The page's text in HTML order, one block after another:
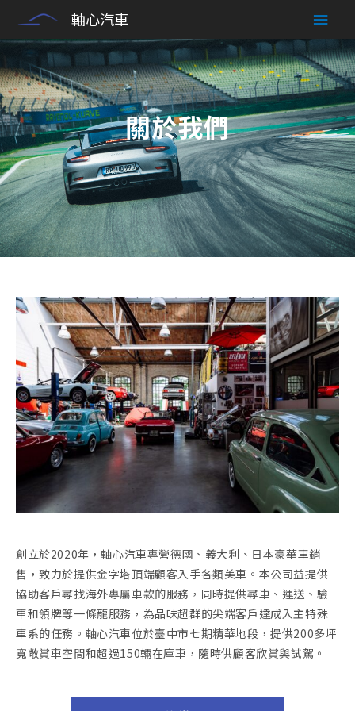
content
軸心汽車
Main
關於我們
創立於2020年，軸心汽車專營德國、義大利、日本豪華車銷
售，致力於提供金字塔頂端顧客入手各類美車。本公司益提供
協助客戶尋找海外專屬車款的服務，同時提供尋車、運送、驗
車和領牌等一條龍服務，為品味超群的尖端客戶達成入主特殊
車系的任務。軸心汽車位於臺中市七期精華地段，提供200多坪
寬敞賞車空間和超過150輛在庫車，隨時供顧客欣賞與試駕。